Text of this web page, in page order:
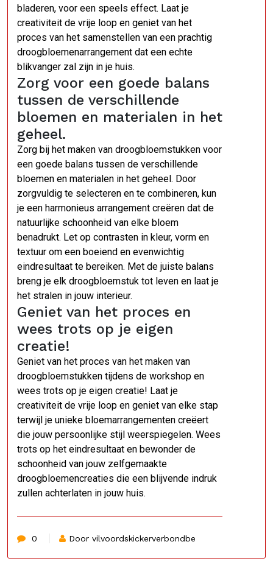
bladeren, voor een speels effect. Laat je
creativiteit de vrije loop en geniet van het
proces van het samenstellen van een prachtig
droogbloemenarrangement dat een echte
blikvanger zal zijn in je huis.
Zorg voor een goede balans
tussen de verschillende
bloemen en materialen in het
geheel.
Zorg bij het maken van droogbloemstukken voor
een goede balans tussen de verschillende
bloemen en materialen in het geheel. Door
zorgvuldig te selecteren en te combineren, kun
je een harmonieus arrangement creëren dat de
natuurlijke schoonheid van elke bloem
benadrukt. Let op contrasten in kleur, vorm en
textuur om een boeiend en evenwichtig
eindresultaat te bereiken. Met de juiste balans
breng je elk droogbloemstuk tot leven en laat je
het stralen in jouw interieur.
Geniet van het proces en
wees trots op je eigen
creatie!
Geniet van het proces van het maken van
droogbloemstukken tijdens de workshop en
wees trots op je eigen creatie! Laat je
creativiteit de vrije loop en geniet van elke stap
terwijl je unieke bloemarrangementen creëert
die jouw persoonlijke stijl weerspiegelen. Wees
trots op het eindresultaat en bewonder de
schoonheid van jouw zelfgemaakte
droogbloemencreaties die een blijvende indruk
zullen achterlaten in jouw huis.
0 Door vilvoordskickerverbondbe